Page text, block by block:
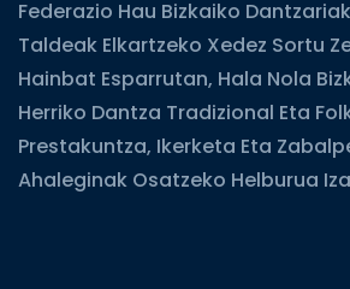
Federazio Hau Bizkaiko
Taldeak Elkartzeko Xedez Sortu
Hainbat Esparrutan, Hala Nola
Herriko Dantza Tradizional Eta
Prestakuntza, Ikerketa Eta
Ahaleginak Osatzeko Helburua